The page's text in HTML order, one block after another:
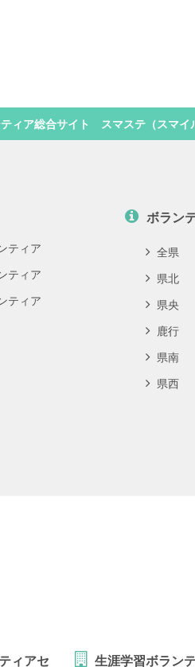
ィア総合サイト スマステ（スマイ
ティア
ティア
ティア
ボラン
全県
県北
県央
鹿行
県南
県西
ィアセ 生涯学習ボラン